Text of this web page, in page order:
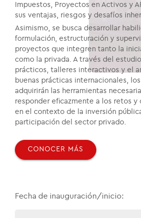
Impuestos, Proyectos en Activos y
sus ventajas, riesgos y desafíos
Asimismo, se busca desarrollar
formulación, estructuración y
proyectos que integren tanto la
como la privada. A través del
prácticos, talleres interactivos y el
buenas prácticas internacionales,
adquirirán las herramientas
responder eficazmente a los retos y
en el contexto de la inversión
participación del sector privado.
CONOCER MÁS
Fecha de inauguración/inicio: